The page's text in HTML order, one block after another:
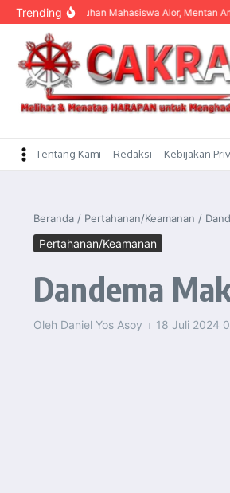
content
Trending
Keluhan Mahasiswa Alor, Mentan Amran
Tentang Kami Redaksi Kebijakan
Beranda / Pertahanan/Keamanan /
Pertahanan/Keamanan
Dandema
Oleh Daniel Yos Asoy 18 Juli 2024